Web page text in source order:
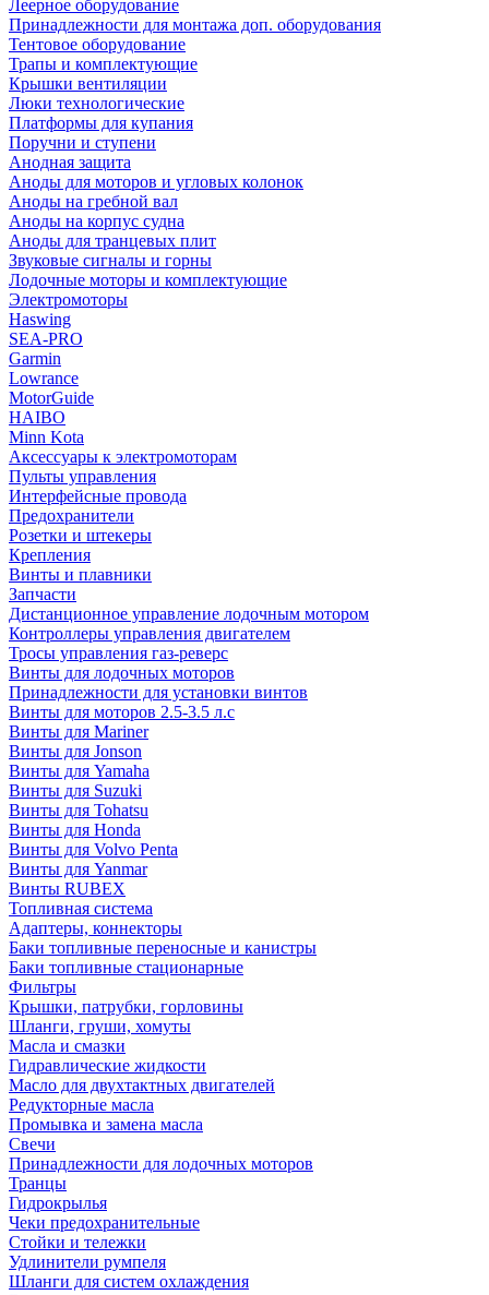
Леерное оборудование
Принадлежности для монтажа доп. оборудования
Тентовое оборудование
Трапы и комплектующие
Крышки вентиляции
Люки технологические
Платформы для купания
Поручни и ступени
Анодная защита
Аноды для моторов и угловых колонок
Аноды на гребной вал
Аноды на корпус судна
Аноды для транцевых плит
Звуковые сигналы и горны
Лодочные моторы и комплектующие
Электромоторы
Haswing
SEA-PRO
Garmin
Lowrance
MotorGuide
HAIBO
Minn Kota
Аксессуары к электромоторам
Пульты управления
Интерфейсные провода
Предохранители
Розетки и штекеры
Крепления
Винты и плавники
Запчасти
Дистанционное управление лодочным мотором
Контроллеры управления двигателем
Тросы управления газ-реверс
Винты для лодочных моторов
Принадлежности для установки винтов
Винты для моторов 2.5-3.5 л.с
Винты для Mariner
Винты для Jonson
Винты для Yamaha
Винты для Suzuki
Винты для Tohatsu
Винты для Honda
Винты для Volvo Penta
Винты для Yanmar
Винты RUBEX
Топливная система
Адаптеры, коннекторы
Баки топливные переносные и канистры
Баки топливные стационарные
Фильтры
Крышки, патрубки, горловины
Шланги, груши, хомуты
Масла и смазки
Гидравлические жидкости
Масло для двухтактных двигателей
Редукторные масла
Промывка и замена масла
Свечи
Принадлежности для лодочных моторов
Транцы
Гидрокрылья
Чеки предохранительные
Стойки и тележки
Удлинители румпеля
Шланги для систем охлаждения